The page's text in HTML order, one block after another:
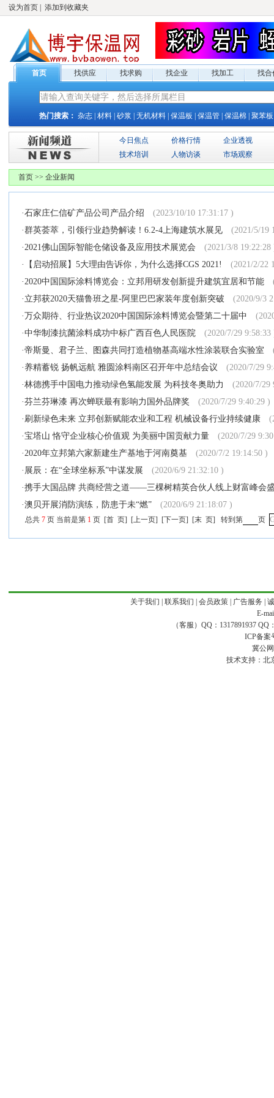
设为首页 添加到收藏夹
首页 找供应 找求购 找企业 找加工 找合
热门搜索： 杂志 材料 砂浆 无机材料 保温板 保温管 保温棉 聚苯板
今日焦点 价格行情
企业透视
技术培训
人物访谈 市场观察
首页 >> 企业新闻
·石家庄仁信矿产品公司产品介绍
(2023/10/10 17:31:17 )
·群英荟萃，引领行业趋势解读！6.2-4上海建筑水展见
(2021/5/19
·2021佛山国际智能仓储设备及应用技术展览会
(2021/3/8 19:22:28
·
【启动招展】5大理由告诉你，为什么选择CGS 2021!
(2021/2/22
·2020中国国际涂料博览会：立邦用研发创新提升建筑宜居和节能
· 立邦获2020天猫鲁班之星-阿里巴巴家装年度创新突破
(2020/9/3
·万众期待、行业热议2020中国国际涂料博览会暨第二十届中
·中华制漆抗菌涂料成功中标广西百色人民医院
(2020/7/29 9:58:33
·帝斯曼、君子兰、图森共同打造植物基高端水性涂装联合实验室
· 养精蓄锐 扬帆远航 雅圆涂料南区召开年中总结会议
(2020/7/29
·林德携手中国电力推动绿色氢能发展 为科技冬奥助力
(2020/7/29
·芬兰芬琳漆 再次蝉联最有影响力国外品牌奖
(2020/7/29 9:40:29 )
· 刷新绿色未来 立邦创新赋能农业和工程 机械设备行业持续健康
·宝塔山 恪守企业核心价值观 为美丽中国贡献力量
(2020/7/29
·2020年立邦第六家新建生产基地于河南奠基
(2020/7/2 19:14:50 )
· 展辰：在“全球坐标系”中谋发展
(2020/6/9 21:32:10 )
·携手大国品牌 共商经营之道——三棵树精英合伙人线上财富峰会
·澳贝开展消防演练，防患于未“燃” (2020/6/9 21:18:07 )
总共 7 页 当前是第 1 页 [首 页] [上一页] [下一页] [末 页] 转到第 页
关于我们 联系我们 会员政策| 广告服务
E-
（客服）QQ：1317891937 QQ
ICP备案
冀公
技术支持： 北